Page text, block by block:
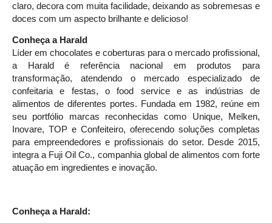
claro, decora com muita facilidade, deixando as sobremesas e
doces com um aspecto brilhante e delicioso!
Conheça a Harald
Líder em chocolates e coberturas para o mercado profissional,
a Harald é referência nacional em produtos para
transformação, atendendo o mercado especializado de
confeitaria e festas, o food service e as indústrias de
alimentos de diferentes portes. Fundada em 1982, reúne em
seu portfólio marcas reconhecidas como Unique, Melken,
Inovare, TOP e Confeiteiro, oferecendo soluções completas
para empreendedores e profissionais do setor. Desde 2015,
integra a Fuji Oil Co., companhia global de alimentos com forte
atuação em ingredientes e inovação.
Conheça a Harald: